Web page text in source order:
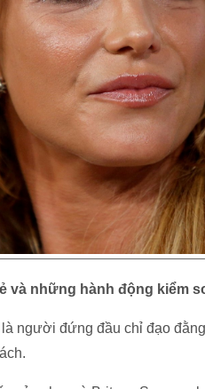
và những hành động kiểm
người đứng đầu chỉ đạo